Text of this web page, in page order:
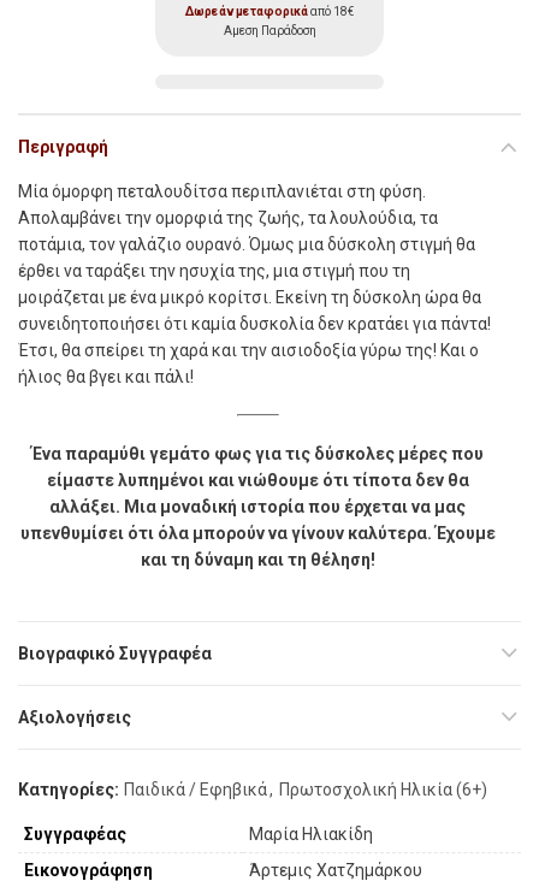
Δωρεάν μεταφορικάαπό 18€
Αμεση Παράδοση
Περιγραφή
Μία όμορφη πεταλουδίτσα περιπλανιέται στη φύση.
Απολαμβάνει την ομορφιά της ζωής, τα λουλούδια, τα
ποτάμια, τον γαλάζιο ουρανό. Όμως μια δύσκολη στιγμή θα
έρθει να ταράξει την ησυχία της, μια στιγμή που τη
μοιράζεται με ένα μικρό κορίτσι. Εκείνη τη δύσκολη ώρα θα
συνειδητοποιήσει ότι καμία δυσκολία δεν κρατάει για πάντα!
Έτσι, θα σπείρει τη χαρά και την αισιοδοξία γύρω της! Και ο
ήλιος θα βγει και πάλι!
Ένα παραμύθι γεμάτο φως για τις δύσκολες μέρες που
είμαστε λυπημένοι και νιώθουμε ότι τίποτα δεν θα
αλλάξει. Μια μοναδική ιστορία που έρχεται να μας
υπενθυμίσει ότι όλα μπορούν να γίνουν καλύτερα. Έχουμε
και τη δύναμη και τη θέληση!
Βιογραφικό Συγγραφέα
Αξιολογήσεις
Κατηγορίες: Παιδικά / Εφηβικά, Πρωτοσχολική Ηλικία (6+)
Συγγραφέας
Μαρία Ηλιακίδη
Εικονογράφηση
Άρτεμις Χατζημάρκου